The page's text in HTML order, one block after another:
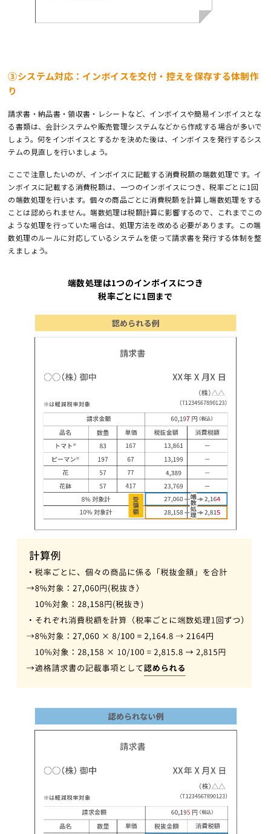
③システム対応：インボイスを交付・控えを保存する体制作
り
請求書・納品書・領収書・レシートなど、インボイスや簡易インボイスとな
る書類は、会計システムや販売管理システムなどから作成する場合が多いで
しょう。何をインボイスとするかを決めた後は、インボイスを発行するシス
テムの見直しを行いましょう。
ここで注意したいのが、インボイスに記載する消費税額の端数処理です。イ
ンボイスに記載する消費税額は、一つのインボイスにつき、税率ごとに1回
の端数処理を行います。個々の商品ごとに消費税額を計算し端数処理をする
ことは認められません。端数処理は税額計算に影響するので、これまでこの
ような処理を行っていた場合は、処理方法を改める必要があります。この端
数処理のルールに対応しているシステムを使って請求書を発行する体制を整
えましょう。
端数処理は1つのインボイスにつき
税率ごとに1回まで